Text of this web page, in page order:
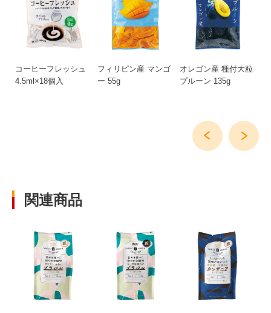
コーヒーフレッシュ
4.5ml×18個入
フィリピン産 マンゴ
ー 55g
オレゴン産 種付大粒
プルーン 135g
関連商品